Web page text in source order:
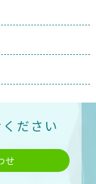
ださい
せ